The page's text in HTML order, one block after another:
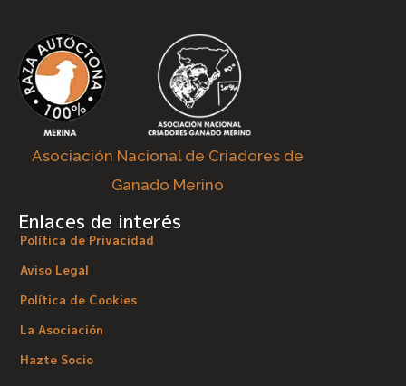
Asociación Nacional de Criadores de
Ganado Merino
Enlaces de interés
Política de Privacidad
Aviso Legal
Política de Cookies
La Asociación
Hazte Socio